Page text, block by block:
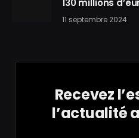
11 septembre 2024
Recevez
l’actualité